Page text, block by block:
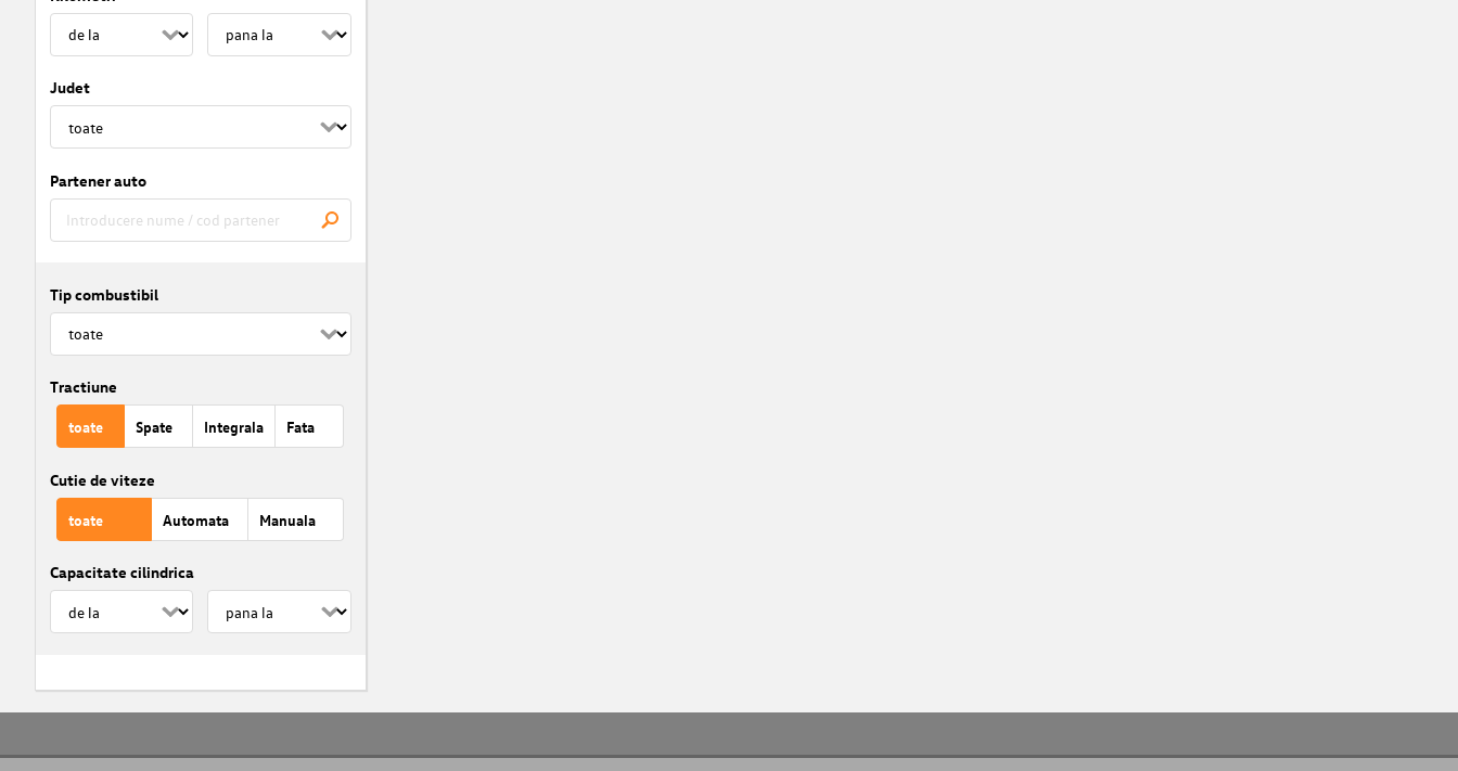
Judet
Partener auto
Tip combustibil
Tractiune
toate Spate Integrala Fata
Cutie de viteze
toate Automata Manuala
Capacitate cilindrica